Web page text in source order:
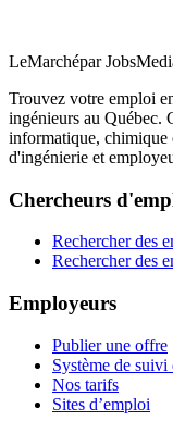
LeMarchépar
Trouvez votre emploi
ingénieurs au Québec.
informatique, chimique
d'ingénierie et
Chercheurs
Rechercher des
Rechercher des
Employeurs
Publier une offre
Système de suivi
Nos tarifs
Sites d’emploi